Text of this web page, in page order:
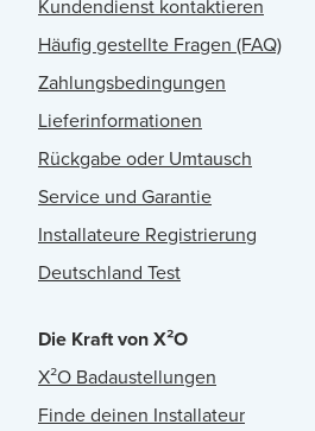
Kundendienst kontaktieren
Häufig gestellte Fragen (FAQ)
Zahlungsbedingungen
Lieferinformationen
Rückgabe oder Umtausch
Service und Garantie
Installateure Registrierung
Deutschland Test
Die Kraft von X²O
X²O Badaustellungen
Finde deinen Installateur